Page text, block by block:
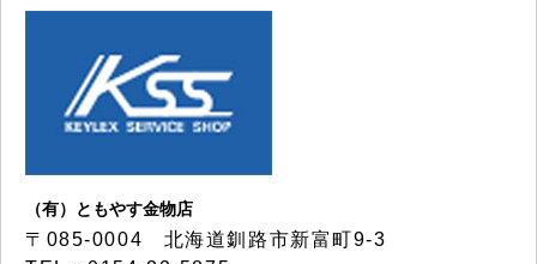
（有）ともやす金物店
〒085-0004 北海道釧路市新富町9-3